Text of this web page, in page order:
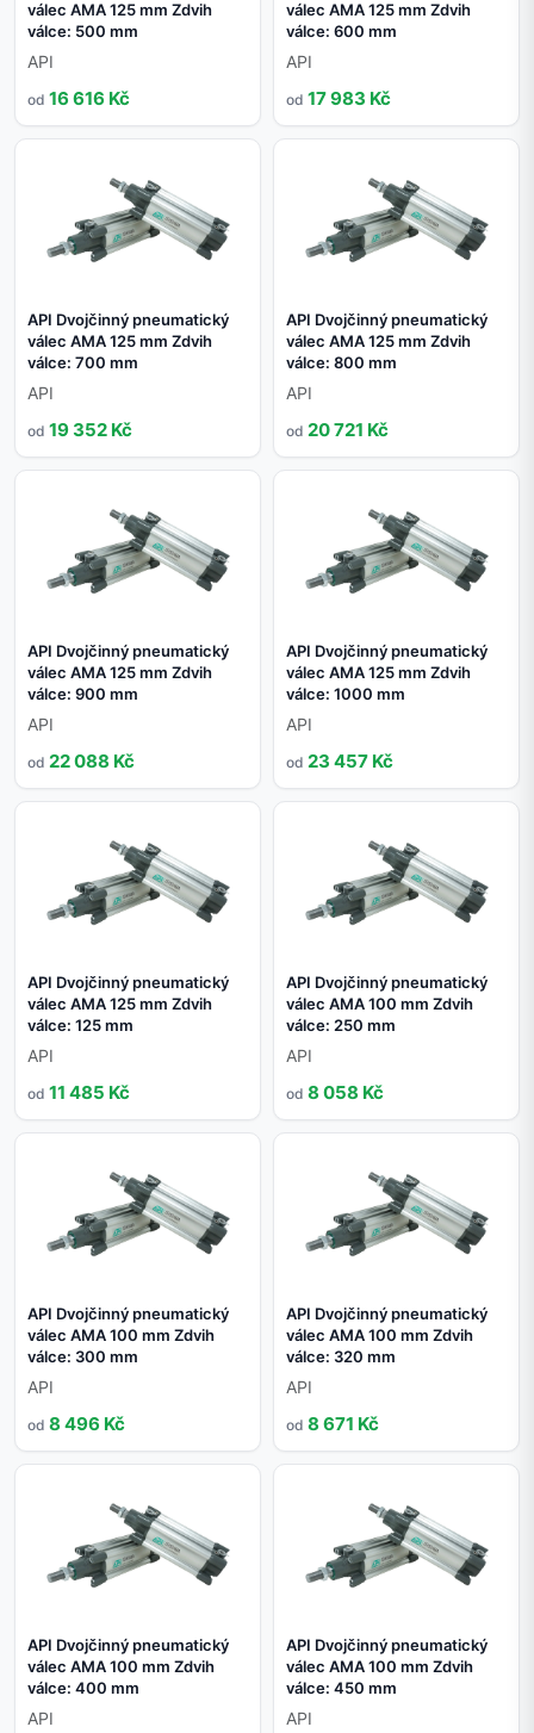
válec AMA 125 mm Zdvih
válce: 500 mm
API
od 16 616 Kč
válec AMA 125 mm Zdvih
válce: 600 mm
API
od 17 983 Kč
API Dvojčinný pneumatický
válec AMA 125 mm Zdvih
válce: 700 mm
API
od 19 352 Kč
API Dvojčinný pneumatický
válec AMA 125 mm Zdvih
válce: 800 mm
API
od 20 721 Kč
API Dvojčinný pneumatický
válec AMA 125 mm Zdvih
válce: 900 mm
API
od 22 088 Kč
API Dvojčinný pneumatický
válec AMA 125 mm Zdvih
válce: 1000 mm
API
od 23 457 Kč
API Dvojčinný pneumatický
válec AMA 125 mm Zdvih
válce: 125 mm
API
od 11 485 Kč
API Dvojčinný pneumatický
válec AMA 100 mm Zdvih
válce: 250 mm
API
od 8 058 Kč
API Dvojčinný pneumatický
válec AMA 100 mm Zdvih
válce: 300 mm
API
od 8 496 Kč
API Dvojčinný pneumatický
válec AMA 100 mm Zdvih
válce: 320 mm
API
od 8 671 Kč
API Dvojčinný pneumatický
válec AMA 100 mm Zdvih
válce: 400 mm
API
API Dvojčinný pneumatický
válec AMA 100 mm Zdvih
válce: 450 mm
API